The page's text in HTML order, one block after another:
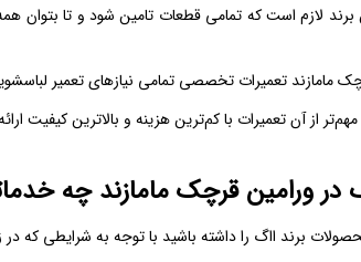
برند لازم است که تمامی قطعات تامین شود و تا بتوان
مامازند تعمیرات تخصصی تمامی نیازهای تعمیر
از آن تعمیرات با کم‌ترین هزینه و بالاترین کیفیت
در ورامین قرچک مامازند چه
برند ااگ را داشته باشید با توجه به شرایطی که